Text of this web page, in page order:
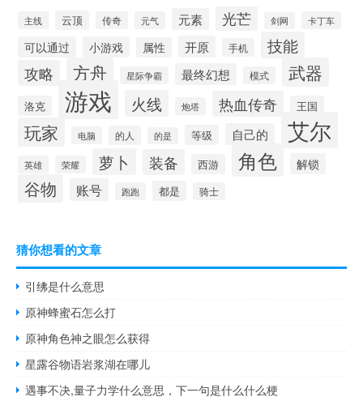
主线 云顶 传奇 元气 元素 光芒 剑网 卡丁车
可以通过 小游戏 属性 开原 手机 技能
攻略 方舟 星际争霸 最终幻想 模式 武器
洛克 游戏 火线 炮塔 热血传奇 王国
玩家 电脑 的人 的是 等级 自己的 艾尔
英雄 荣耀 萝卜 装备 西游 角色 解锁
谷物 账号 跑跑 都是 骑士
猜你想看的文章
引绋是什么意思
原神蜂蜜石怎么打
原神角色神之眼怎么获得
星露谷物语岩浆湖在哪儿
遇事不决,量子力学什么意思，下一句是什么什么梗